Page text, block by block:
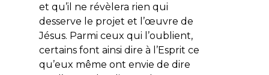
et qu’il ne révèlera rien qui
desserve le projet et l’œuvre de
Jésus. Parmi ceux qui l’oublient,
certains font ainsi dire à l’Esprit ce
qu’eux même ont envie de dire